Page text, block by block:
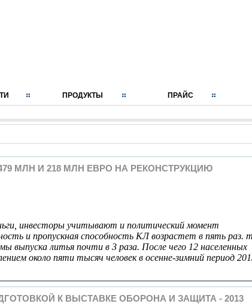
ПРОДУКТЫ ПРАЙС
МЛН И 218 МЛН ЕВРО НА РЕКОНСТРУКЦИЮ
инвесторы учитывают и политический момент
и пропускная способность КЛ возрастет в пять раз.
выпуска литья почти в 3 раза. После чего 12 населенных
около пяти тысяч человек в осенне-зимний период
К ВЫСТАВКЕ ОБОРОНА И ЗАЩИТА - 2013